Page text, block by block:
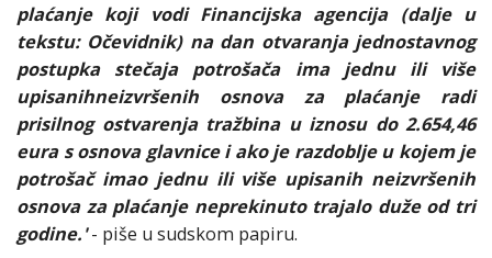
plaćanje koji vodi Financijska agencija (dalje u
tekstu: Očevidnik) na dan otvaranja jednostavnog
postupka stečaja potrošača ima jednu ili više
upisanihneizvršenih osnova za plaćanje radi
prisilnog ostvarenja tražbina u iznosu do 2.654,46
eura s osnova glavnice i ako je razdoblje u kojem je
potrošač imao jednu ili više upisanih neizvršenih
osnova za plaćanje neprekinuto trajalo duže od tri
godine.'- piše u sudskom papiru.